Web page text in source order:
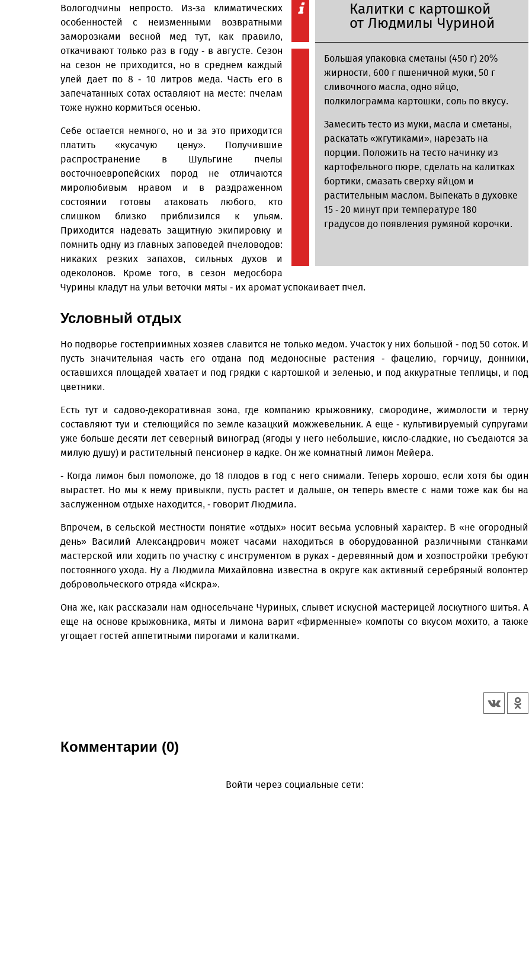
Калитки с картошкой
от Людмилы Чуриной
Большая упаковка сметаны (450 г) 20%
жирности, 600 г пшеничной муки, 50 г
сливочного масла, одно яйцо,
полкилограмма картошки, соль по вкусу.
Замесить тесто из муки, масла и сметаны,
раскатать «жгутиками», нарезать на
порции. Положить на тесто начинку из
картофельного пюре, сделать на калитках
бортики, смазать сверху яйцом и
растительным маслом. Выпекать в духовке
15 - 20 минут при температуре 180
градусов до появления румяной корочки.
Вологодчины непросто. Из-за климатических
особенностей с неизменными возвратными
заморозками весной мед тут, как правило,
откачивают только раз в году - в августе. Сезон
на сезон не приходится, но в среднем каждый
улей дает по 8 - 10 литров меда. Часть его в
запечатанных сотах оставляют на месте: пчелам
тоже нужно кормиться осенью.
Себе остается немного, но и за это приходится
платить «кусачую цену». Получившие
распространение в Шульгине пчелы
восточноевропейских пород не отличаются
миролюбивым нравом и в раздраженном
состоянии готовы атаковать любого, кто
слишком близко приблизился к ульям.
Приходится надевать защитную экипировку и
помнить одну из главных заповедей пчеловодов:
никаких резких запахов, сильных духов и
одеколонов. Кроме того, в сезон медосбора
Чурины кладут на ульи веточки мяты - их аромат успокаивает пчел.
Условный отдых
Но подворье гостеприимных хозяев славится не только медом. Участок у них большой - под 50 соток. И
пусть значительная часть его отдана под медоносные растения - фацелию, горчицу, донники,
оставшихся площадей хватает и под грядки с картошкой и зеленью, и под аккуратные теплицы, и под
цветники.
Есть тут и садово-декоративная зона, где компанию крыжовнику, смородине, жимолости и терну
составляют туи и стелющийся по земле казацкий можжевельник. А еще - культивируемый супругами
уже больше десяти лет северный виноград (ягоды у него небольшие, кисло-сладкие, но съедаются за
милую душу) и растительный пенсионер в кадке. Он же комнатный лимон Мейера.
- Когда лимон был помоложе, до 18 плодов в год с него снимали. Теперь хорошо, если хотя бы один
вырастет. Но мы к нему привыкли, пусть растет и дальше, он теперь вместе с нами тоже как бы на
заслуженном отдыхе находится, - говорит Людмила.
Впрочем, в сельской местности понятие «отдых» носит весьма условный характер. В «не огородный
день» Василий Александрович может часами находиться в оборудованной различными станками
мастерской или ходить по участку с инструментом в руках - деревянный дом и хозпостройки требуют
постоянного ухода. Ну а Людмила Михайловна известна в округе как активный серебряный волонтер
добровольческого отряда «Искра».
Она же, как рассказали нам односельчане Чуриных, слывет искусной мастерицей лоскутного шитья. А
еще на основе крыжовника, мяты и лимона варит «фирменные» компоты со вкусом мохито, а также
угощает гостей аппетитными пирогами и калитками.
Комментарии (0)
Войти через социальные сети: